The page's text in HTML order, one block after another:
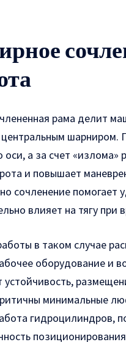
рама делит
шарниром.
оси, а за счет
и повышает
сочленение помогает
влияет на тягу при
в таком случае
оборудование и
устойчивость,
минимальные
гидроцилиндров,